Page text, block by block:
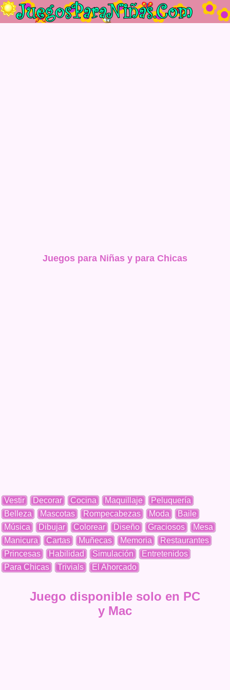
Juegos para Niñas y para Chicas
Vestir Decorar Cocina Maquillaje
Peluquería
Belleza
Mascotas Rompecabezas Moda
Baile
Música
Dibujar Colorear Diseño Graciosos
Mesa
Manicura
Cartas Muñecas Memoria
Restaurantes
Princesas
Habilidad Simulación
Entretenidos
Para Chicas
Trivials El Ahorcado
Juego disponible solo en PC
y Mac